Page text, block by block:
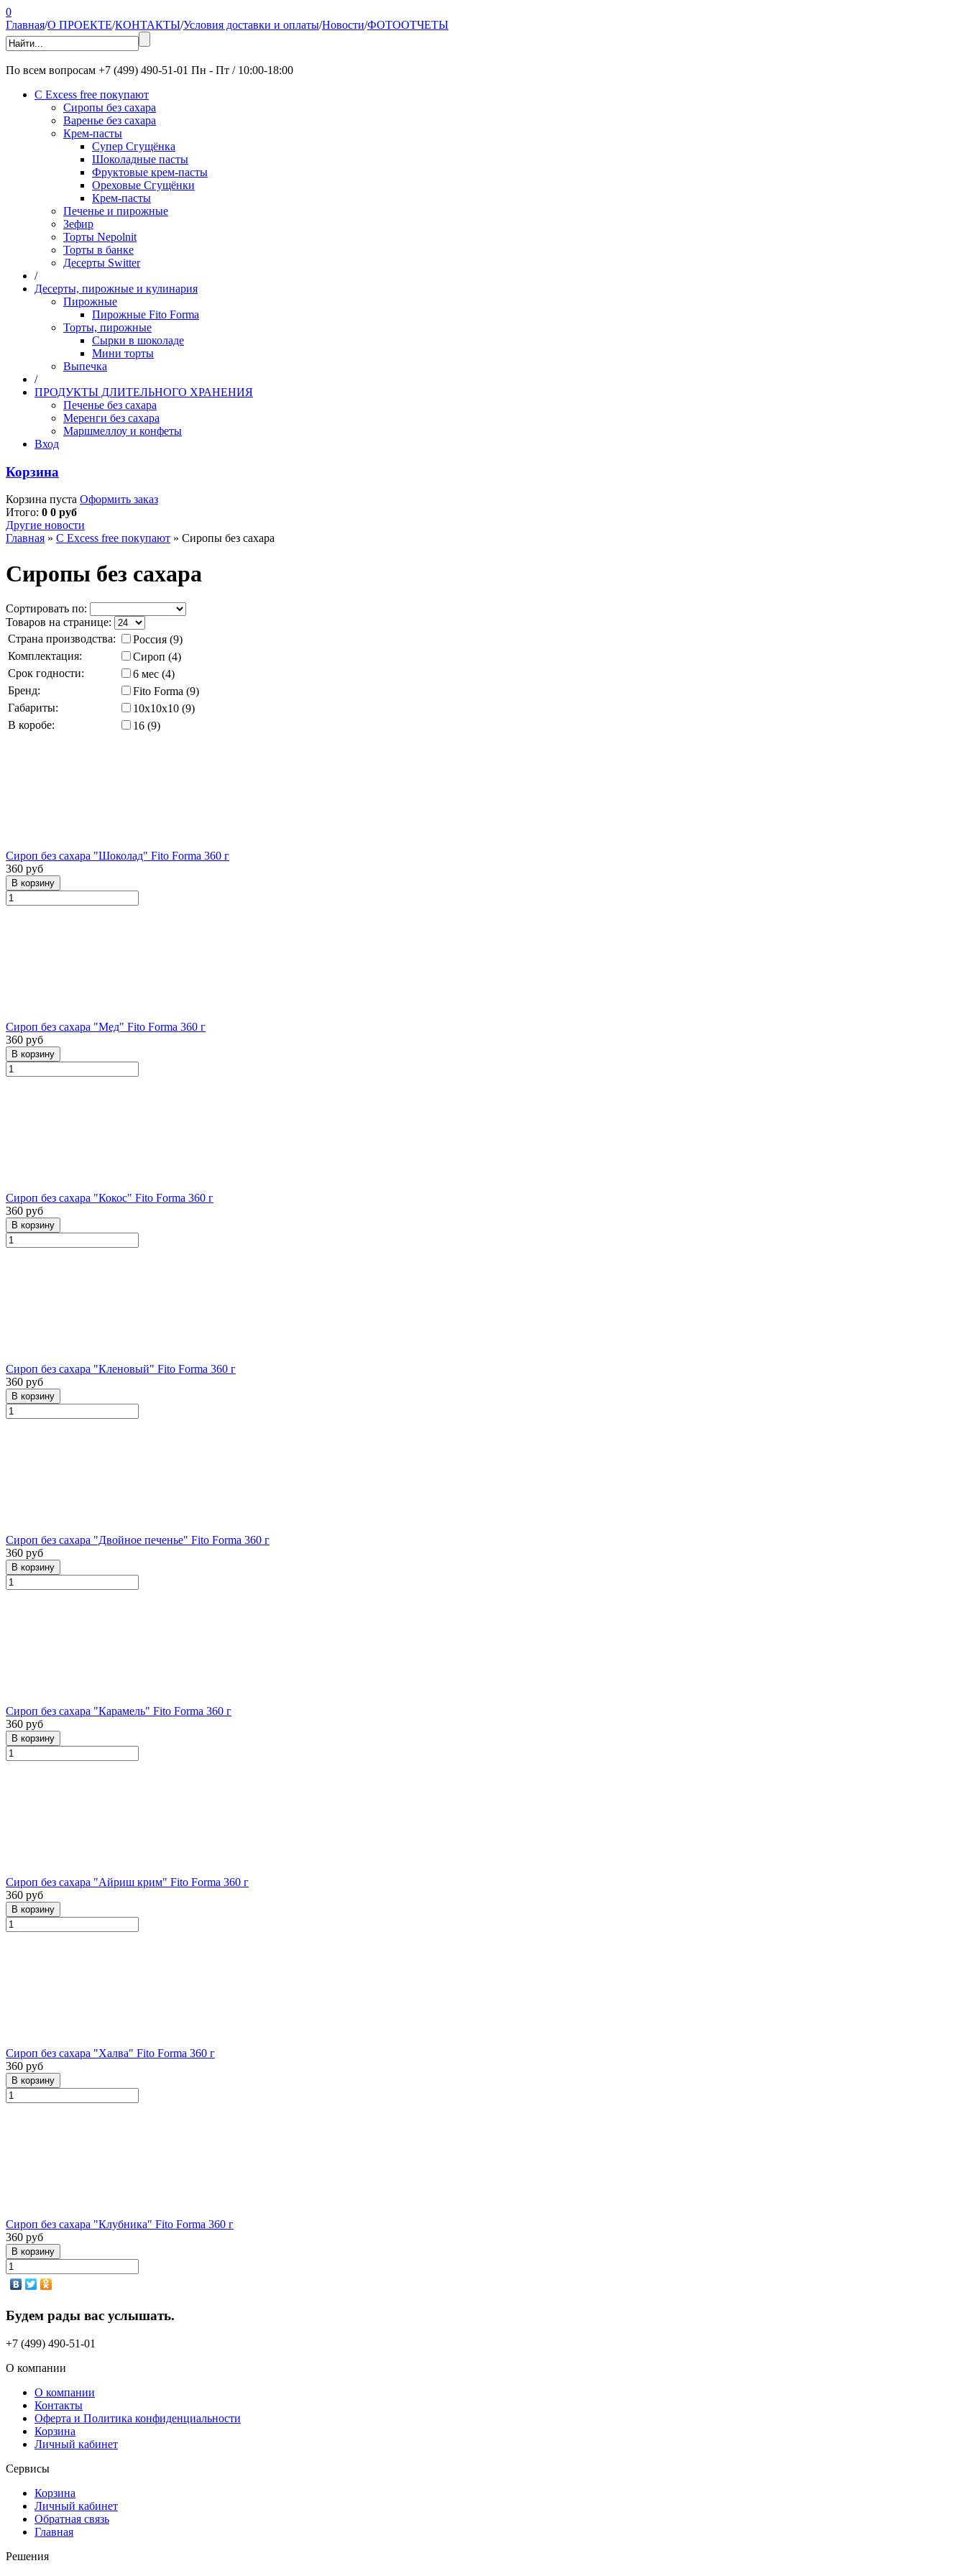
0
Главная/О ПРОЕКТЕ/КОНТАКТЫ/Условия доставки и оплаты/Новости/ФОТООТЧЕТЫ
По всем вопросам +7 (499) 490-51-01 Пн - Пт / 10:00-18:00
С Excess free покупают
Сиропы без сахара
Варенье без сахара
Крем-пасты
Супер Сгущёнка
Шоколадные пасты
Фруктовые крем-пасты
Ореховые Сгущёнки
Крем-пасты
Печенье и пирожные
Зефир
Торты Nepolnit
Торты в банке
Десерты Switter
/
Десерты, пирожные и кулинария
Пирожные
Пирожные Fito Forma
Торты, пирожные
Сырки в шоколаде
Мини торты
Выпечка
/
ПРОДУКТЫ ДЛИТЕЛЬНОГО ХРАНЕНИЯ
Печенье без сахара
Меренги без сахара
Маршмеллоу и конфеты
Вход
Корзина
Корзина пуста Оформить заказ
Итого: 0 0 руб
Другие новости
Главная » С Excess free покупают » Сиропы без сахара
Сиропы без сахара
Сортировать по:
Товаров на странице:
Страна производства:
Россия (9)
Комплектация:
Сироп (4)
Срок годности:
6 мес (4)
Бренд:
Fito Forma (9)
Габариты:
10x10x10 (9)
В коробе:
16 (9)
Сироп без сахара "Шоколад" Fito Forma 360 г
360 руб
Сироп без сахара "Мед" Fito Forma 360 г
360 руб
Сироп без сахара "Кокос" Fito Forma 360 г
360 руб
Сироп без сахара "Кленовый" Fito Forma 360 г
360 руб
Сироп без сахара "Двойное печенье" Fito Forma 360 г
360 руб
Сироп без сахара "Карамель" Fito Forma 360 г
360 руб
Сироп без сахара "Айриш крим" Fito Forma 360 г
360 руб
Сироп без сахара "Халва" Fito Forma 360 г
360 руб
Сироп без сахара "Клубника" Fito Forma 360 г
360 руб
Будем рады вас услышать.
+7 (499) 490-51-01
О компании
О компании
Контакты
Оферта и Политика конфиденциальности
Корзина
Личный кабинет
Сервисы
Корзина
Личный кабинет
Обратная связь
Главная
Решения